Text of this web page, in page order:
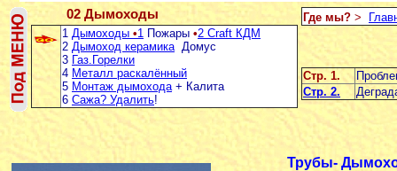
02 Дымоходы
Где мы? >
Стр. 1.
Стр. 2.
1 Дымоходы •1 Пожары •2 Craft КДМ
2 Дымоход керамикаДомус
3 Газ.Горелки
4 Металл раскалённый
5 Монтаж дымохода+ Калита
6 Сажа? Удалить!
Трубы-